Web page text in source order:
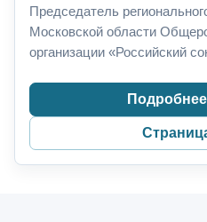
Председатель
Московской области
организации «Российский